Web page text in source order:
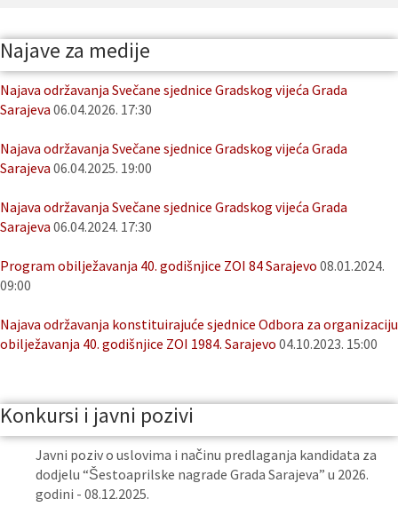
Najave za medije
Najava održavanja Svečane sjednice Gradskog vijeća Grada
Sarajeva 06.04.2026. 17:30
Najava održavanja Svečane sjednice Gradskog vijeća Grada
Sarajeva 06.04.2025. 19:00
Najava održavanja Svečane sjednice Gradskog vijeća Grada
Sarajeva 06.04.2024. 17:30
Program obilježavanja 40. godišnjice ZOI 84 Sarajevo 08.01.2024.
09:00
Najava održavanja konstituirajuće sjednice Odbora za organizaciju
obilježavanja 40. godišnjice ZOI 1984. Sarajevo 04.10.2023. 15:00
Konkursi i javni pozivi
Javni poziv o uslovima i načinu predlaganja kandidata za
dodjelu “Šestoaprilske nagrade Grada Sarajeva” u 2026.
godini - 08.12.2025.